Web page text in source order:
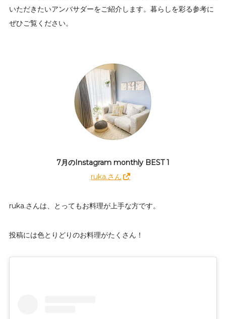
いただきたいアンバサダーをご紹介します。暮らしを彩る参考に
ぜひご覧ください。
7月のInstagram monthly BEST 1
ruka.さん
ruka.さんは、とってもお料理が上手な方です。
投稿には色とりどりのお料理がたくさん！